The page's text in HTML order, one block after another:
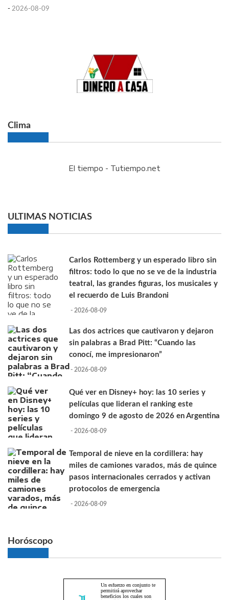
- 2026-08-09
Clima
El tiempo - Tutiempo.net
ULTIMAS NOTICIAS
Carlos Rottemberg y un esperado libro sin
filtros: todo lo que no se ve de la industria
teatral, las grandes figuras, los musicales y
el recuerdo de Luis Brandoni
- 2026-08-09
Las dos actrices que cautivaron y dejaron
sin palabras a Brad Pitt: “Cuando las
conocí, me impresionaron”
- 2026-08-09
Qué ver en Disney+ hoy: las 10 series y
películas que lideran el ranking este
domingo 9 de agosto de 2026 en Argentina
- 2026-08-09
Temporal de nieve en la cordillera: hay
miles de camiones varados, más de quince
pasos internacionales cerrados y activan
protocolos de emergencia
- 2026-08-09
Horóscopo